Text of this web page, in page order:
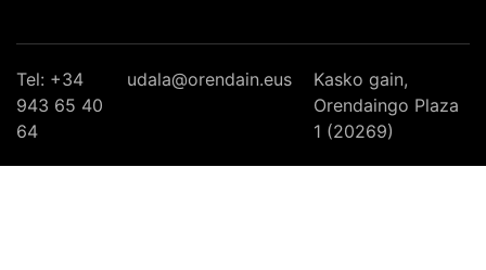
Tel: +34
943 65 40
64
udala@orendain.eus
Kasko gain,
Orendaingo Plaza
1 (20269)